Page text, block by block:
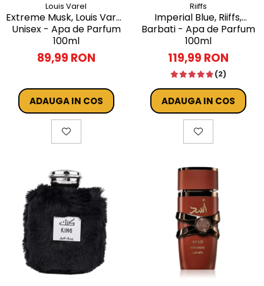
Louis Varel
Extreme Musk, Louis Varel,
Unisex - Apa de Parfum
100ml
89,99 RON
ADAUGA IN COS
Riiffs
Imperial Blue, Riiffs,
Barbati - Apa de Parfum
100ml
119,99 RON
(2)
ADAUGA IN COS